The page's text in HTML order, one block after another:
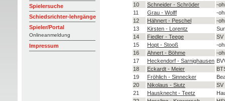
Spielersuche
Schiedsrichter-lehrgänge
Spieler/Portal
Onlineanmeldung
Impressum
10
Schneider - Schröder
-
11
Grau - Wolff
-
12
Hähnert - Peschel
-
13
Kirsten - Lorentz
14
Fiedler - Teege
SV
15
Hopt - Stooß
-
16
Ahnert - Böhme
-
17
Heckendorf - Sarnighausen
18
Eckardt - Meier
19
Fröhlich - Sinnecker
20
Nikolaus - Siutz
SV
21
Hausknecht - Teetz